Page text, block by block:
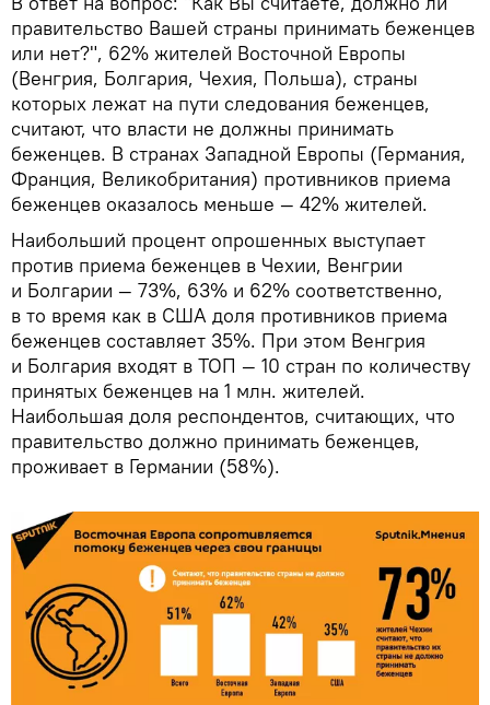
правительство Вашей страны принимать беженцев
или нет?", 62% жителей Восточной Европы
(Венгрия, Болгария, Чехия, Польша), страны
которых лежат на пути следования беженцев,
считают, что власти не должны принимать
беженцев. В странах Западной Европы (Германия,
Франция, Великобритания) противников приема
беженцев оказалось меньше — 42% жителей.
Наибольший процент опрошенных выступает
против приема беженцев в Чехии, Венгрии
и Болгарии — 73%, 63% и 62% соответственно,
в то время как в США доля противников приема
беженцев составляет 35%. При этом Венгрия
и Болгария входят в ТОП — 10 стран по количеству
принятых беженцев на 1 млн. жителей.
Наибольшая доля респондентов, считающих, что
правительство должно принимать беженцев,
проживает в Германии (58%).